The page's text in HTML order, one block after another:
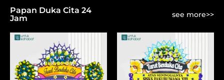
Papan Duka Cita 24
Jam
see more>>
price
was:
Rp750.000.
Current
Rp725.000.